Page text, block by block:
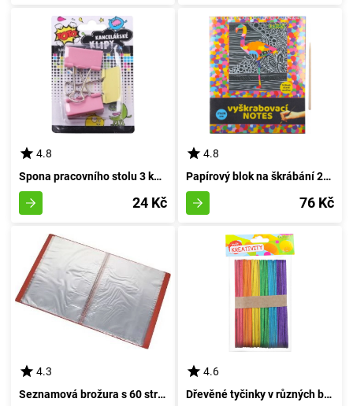
4.8
Spona pracovního stolu 3 kusy, 41 milimetrů
24 Kč
4.8
Papírový blok na škrábání 21x28cm / 10 listů
76 Kč
4.3
Seznamová brožura s 60 stránkami
4.6
Dřevěné tyčinky v různých barvách, rozměr 15x1,8 cm, balení 50 kusů